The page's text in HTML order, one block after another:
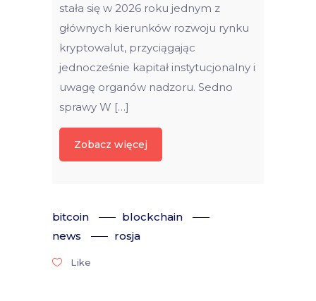
stała się w 2026 roku jednym z
głównych kierunków rozwoju rynku
kryptowalut, przyciągając
jednocześnie kapitał instytucjonalny i
uwagę organów nadzoru. Sedno
sprawy W […]
Zobacz więcej
bitcoin
blockchain
news
rosja
Like